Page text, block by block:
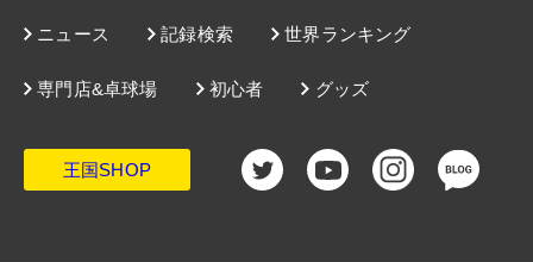
ニュース 記録検索 世界ランキング
グッズ
専門店&卓球場 初心者
王国SHOP